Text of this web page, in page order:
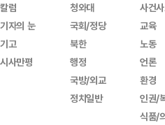
칼럼
기자의 눈
기고
시사만평
청와대
국회/정당
북한
행정
국방/외교
정치일반
사건
교육
노동
언론
환경
인권/
식품/